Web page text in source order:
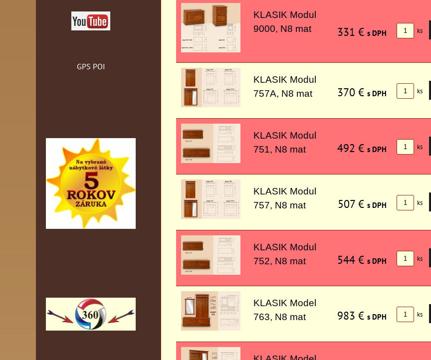
KLASIK Modul
9000, N8 mat
331 € s DPH ks
KLASIK Modul
757A, N8 mat
370 € s DPH ks
KLASIK Modul
751, N8 mat
492 € s DPH ks
KLASIK Modul
757, N8 mat
507 € s DPH ks
KLASIK Modul
752, N8 mat
544 € s DPH ks
KLASIK Model
763, N8 mat
983 € s DPH ks
GPS POI